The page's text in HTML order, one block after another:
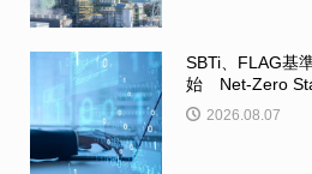
SBTi、FLAG基
始 Net-Zero
2026.08.07